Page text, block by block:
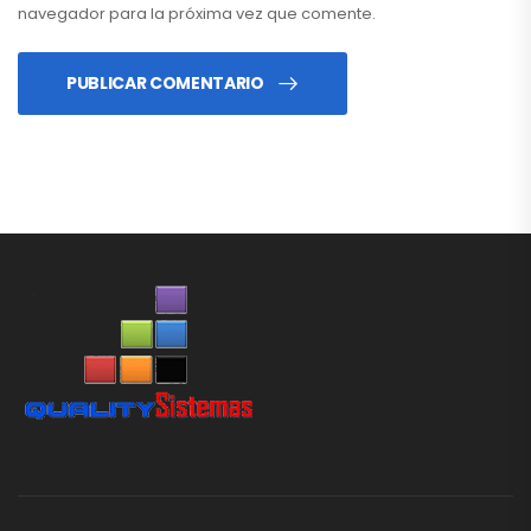
navegador para la próxima vez que comente.
PUBLICAR COMENTARIO